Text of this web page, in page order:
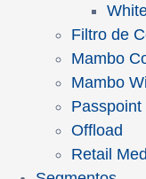
Filtro de
Mambo
Mambo
Offload
Retail